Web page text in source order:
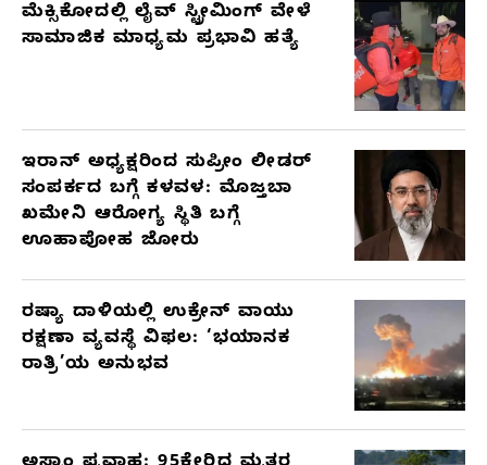
ಮೆಕ್ಸಿಕೋದಲ್ಲಿ ಲೈವ್ ಸ್ಟ್ರೀಮಿಂಗ್ ವೇಳೆ
ಸಾಮಾಜಿಕ ಮಾಧ್ಯಮ ಪ್ರಭಾವಿ ಹತ್ಯೆ
ಇರಾನ್ ಅಧ್ಯಕ್ಷರಿಂದ ಸುಪ್ರೀಂ ಲೀಡರ್
ಸಂಪರ್ಕದ ಬಗ್ಗೆ ಕಳವಳ: ಮೊಜ್ತಬಾ
ಖಮೇನಿ ಆರೋಗ್ಯ ಸ್ಥಿತಿ ಬಗ್ಗೆ
ಊಹಾಪೋಹ ಜೋರು
ರಷ್ಯಾ ದಾಳಿಯಲ್ಲಿ ಉಕ್ರೇನ್ ವಾಯು
ರಕ್ಷಣಾ ವ್ಯವಸ್ಥೆ ವಿಫಲ: ‘ಭಯಾನಕ
ರಾತ್ರಿ’ಯ ಅನುಭವ